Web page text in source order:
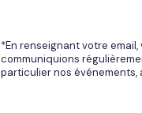
*En renseignant votre
communiquions
particulier nos événements,